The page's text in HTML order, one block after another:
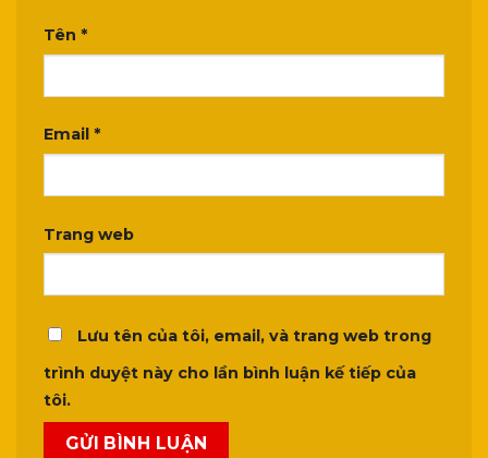
Tên *
Email *
Trang web
Lưu tên của tôi, email, và trang web trong
trình duyệt này cho lần bình luận kế tiếp của
tôi.